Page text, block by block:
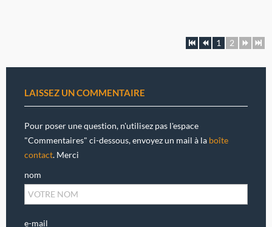
1 2
LAISSEZ UN COMMENTAIRE
Pour poser une question, n'utilisez pas l'espace
"Commentaires" ci-dessous, envoyez un mail à la boîte
contact. Merci
nom
e-mail